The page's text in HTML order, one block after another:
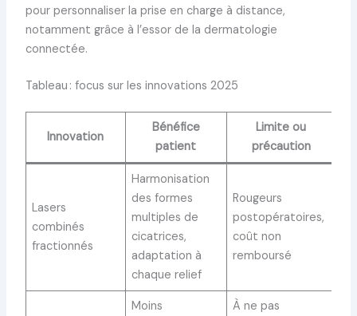
pour personnaliser la prise en charge à distance,
notamment grâce à l’essor de la dermatologie
connectée.
Tableau : focus sur les innovations 2025
Innovation
Bénéfice
patient
Limite ou
précaution
Lasers
combinés
fractionnés
Harmonisation
des formes
multiples de
cicatrices,
adaptation à
chaque relief
Rougeurs
postopératoires,
coût non
remboursé
Moins
À ne pas